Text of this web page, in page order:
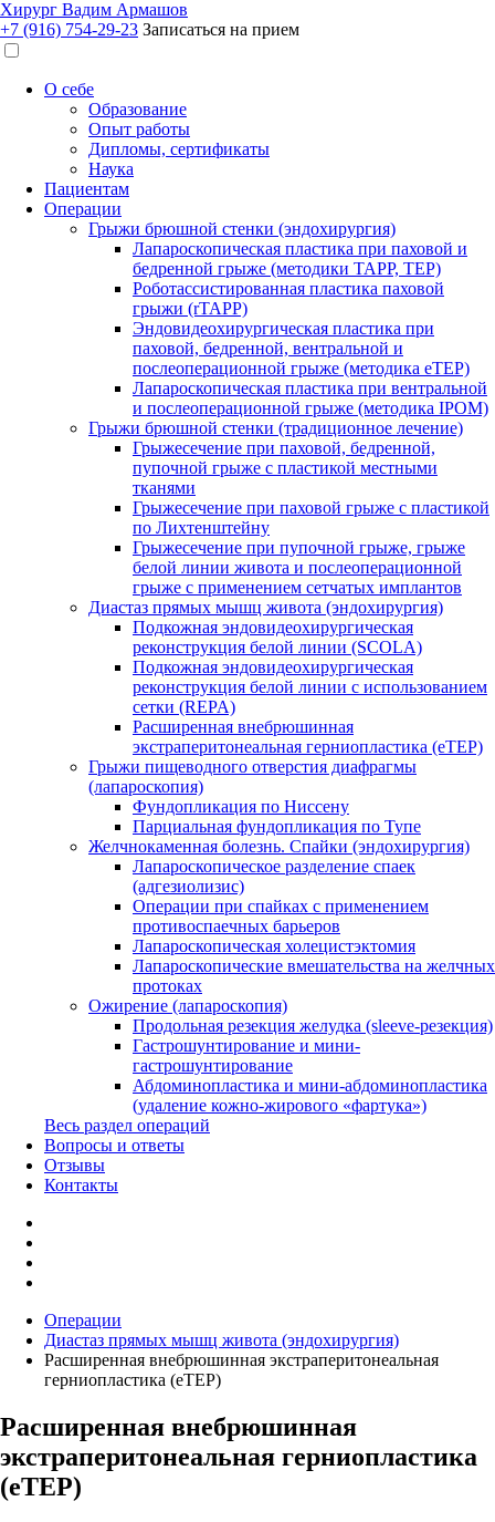
Хирург Вадим Армашов
+7 (916) 754-29-23‬ Записаться на прием
О себе
Образование
Опыт работы
Дипломы, сертификаты
Наука
Пациентам
Операции
Грыжи брюшной стенки (эндохирургия)
Лапароскопическая пластика при паховой и
бедренной грыже (методики TAPP, TEP)
Роботассистированная пластика паховой
грыжи (rTAPP)
Эндовидеохирургическая пластика при
паховой, бедренной, вентральной и
послеоперационной грыже (методика eTEP)
Лапароскопическая пластика при вентральной
и послеоперационной грыже (методика IPOM)
Грыжи брюшной стенки (традиционное лечение)
Грыжесечение при паховой, бедренной,
пупочной грыже с пластикой местными
тканями
Грыжесечение при паховой грыже с пластикой
по Лихтенштейну
Грыжесечение при пупочной грыже, грыже
белой линии живота и послеоперационной
грыже с применением сетчатых имплантов
Диастаз прямых мышц живота (эндохирургия)
Подкожная эндовидеохирургическая
реконструкция белой линии (SCOLA)
Подкожная эндовидеохирургическая
реконструкция белой линии с использованием
сетки (REPA)
Расширенная внебрюшинная
экстраперитонеальная герниопластика (eTEP)
Грыжи пищеводного отверстия диафрагмы
(лапароскопия)
Фундопликация по Ниссену
Парциальная фундопликация по Тупе
Желчнокаменная болезнь. Спайки (эндохирургия)
Лапароскопическое разделение спаек
(адгезиолизис)
Операции при спайках с применением
противоспаечных барьеров
Лапароскопическая холецистэктомия
Лапароскопические вмешательства на желчных
протоках
Ожирение (лапароскопия)
Продольная резекция желудка (sleeve-резекция)
Гастрошунтирование и мини-
гастрошунтирование
Абдоминопластика и мини-абдоминопластика
(удаление кожно-жирового «фартука»)
Весь раздел операций
Вопросы и ответы
Отзывы
Контакты
Операции
Диастаз прямых мышц живота (эндохирургия)
Расширенная внебрюшинная экстраперитонеальная
герниопластика (eTEP)
Расширенная внебрюшинная
экстраперитонеальная герниопластика
(eTEP)